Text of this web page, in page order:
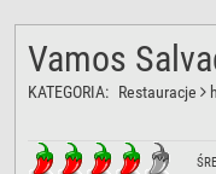
Vamos
KATEGORIA: Restauracje